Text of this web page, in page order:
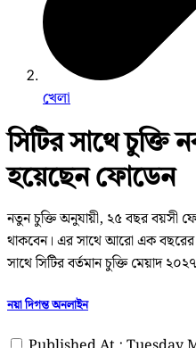
খেলা
সিটির সাথে চুক্তি
হয়েছেন ফোডেন
নতুন চুক্তি অনুযায়ী, ২৫ বছর বয়সী
থাকবেন। এর সাথে আরো এক বছরের
সাথে সিটির বর্তমান চুক্তি মেয়াদ
নয়া দিগন্ত অনলাইন